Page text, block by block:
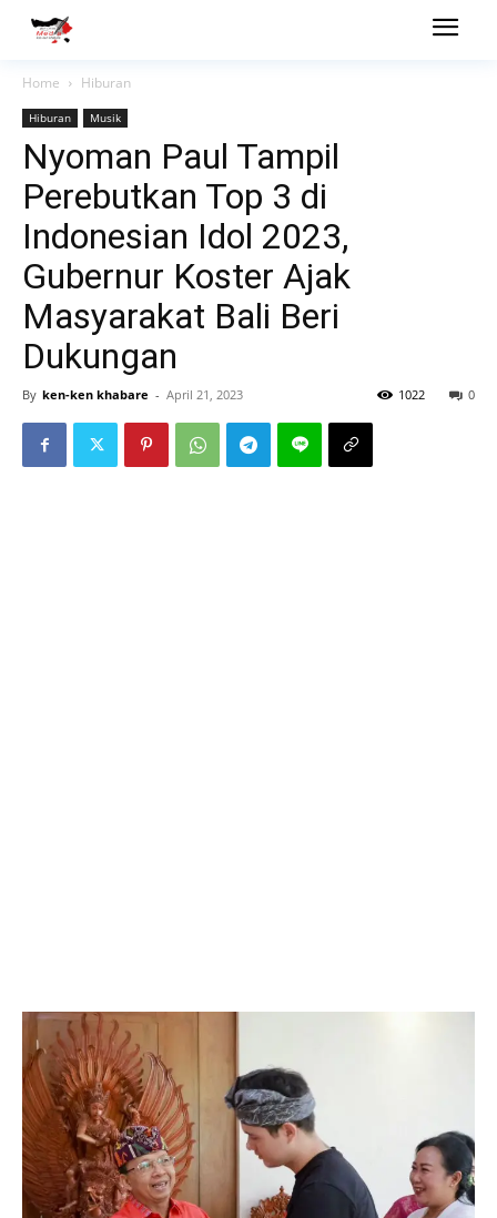
Home Hiburan
Hiburan Musik
Nyoman Paul Tampil
Perebutkan Top 3 di
Indonesian Idol 2023,
Gubernur Koster Ajak
Masyarakat Bali Beri
Dukungan
By ken-ken khabare - April 21, 2023 0
1022